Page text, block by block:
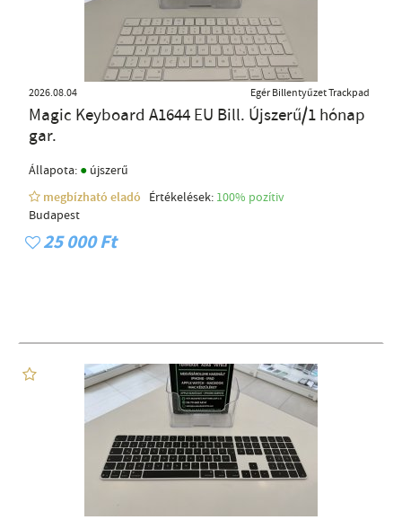
2026.08.04 Egér Billentyűzet Trackpad
Magic Keyboard A1644 EU Bill. Újszerű/1 hónap
gar.
Állapota: ● újszerű
megbízható eladó
Értékelések: 100% pozítiv
Budapest
25 000 Ft